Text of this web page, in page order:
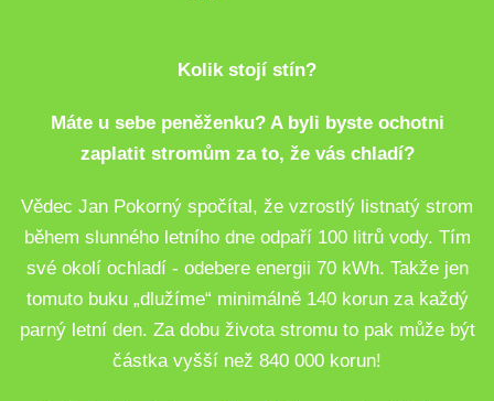
Kolik stojí stín?
Máte u sebe peněženku? A byli byste ochotni
zaplatit stromům za to, že vás chladí?
Vědec Jan Pokorný spočítal, že vzrostlý listnatý strom
během slunného letního dne odpaří 100 litrů vody. Tím
své okolí ochladí - odebere energii 70 kWh. Takže jen
tomuto buku „dlužíme“ minimálně 140 korun za každý
parný letní den. Za dobu života stromu to pak může být
částka vyšší než 840 000 korun!